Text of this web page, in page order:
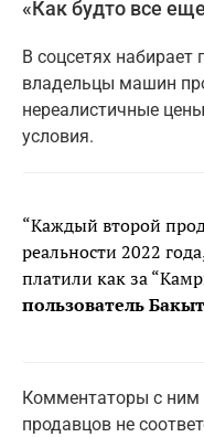
«Как будто все
В соцсетях набирает
владельцы машин
нереалистичные
условия.
“Каждый второй
реальности 2022
платили как за
пользователь
Комментаторы с ним
продавцов не